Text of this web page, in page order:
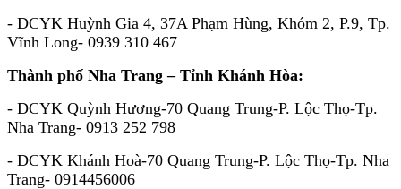
- DCYK Huỳnh Gia 4, 37A Phạm Hùng, Khóm 2, P.9, Tp.
Vĩnh Long- 0939 310 467
Thành phố Nha Trang – Tỉnh Khánh Hòa:
- DCYK Quỳnh Hương-70 Quang Trung-P. Lộc Thọ-Tp.
Nha Trang- 0913 252 798
- DCYK Khánh Hoà-70 Quang Trung-P. Lộc Thọ-Tp. Nha
Trang- 0914456006